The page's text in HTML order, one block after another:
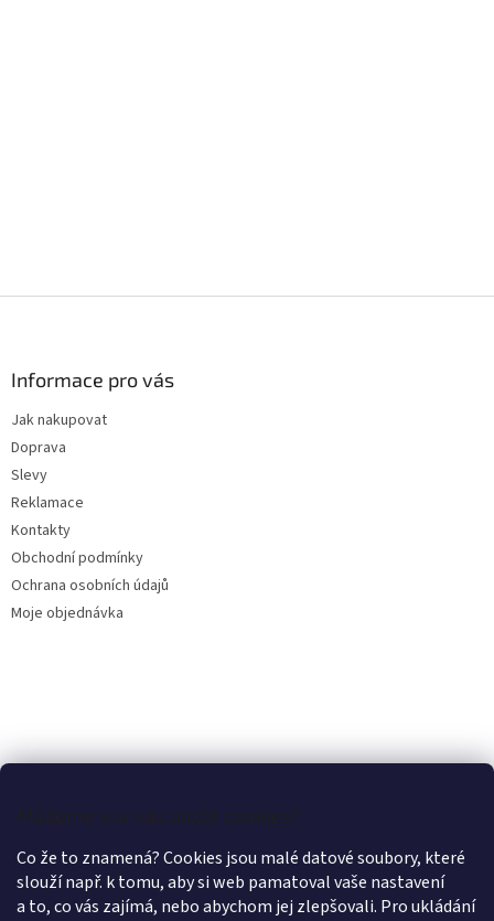
Můžeme si u vás uložit cookies?
Co že to znamená? Cookies jsou malé datové soubory, které
slouží např. k tomu, aby si web pamatoval vaše nastavení
a to, co vás zajímá, nebo abychom jej zlepšovali. Pro ukládání
Informace pro vás
Jak nakupovat
Doprava
Slevy
Reklamace
Kontakty
Obchodní podmínky
Ochrana osobních údajů
Moje objednávka